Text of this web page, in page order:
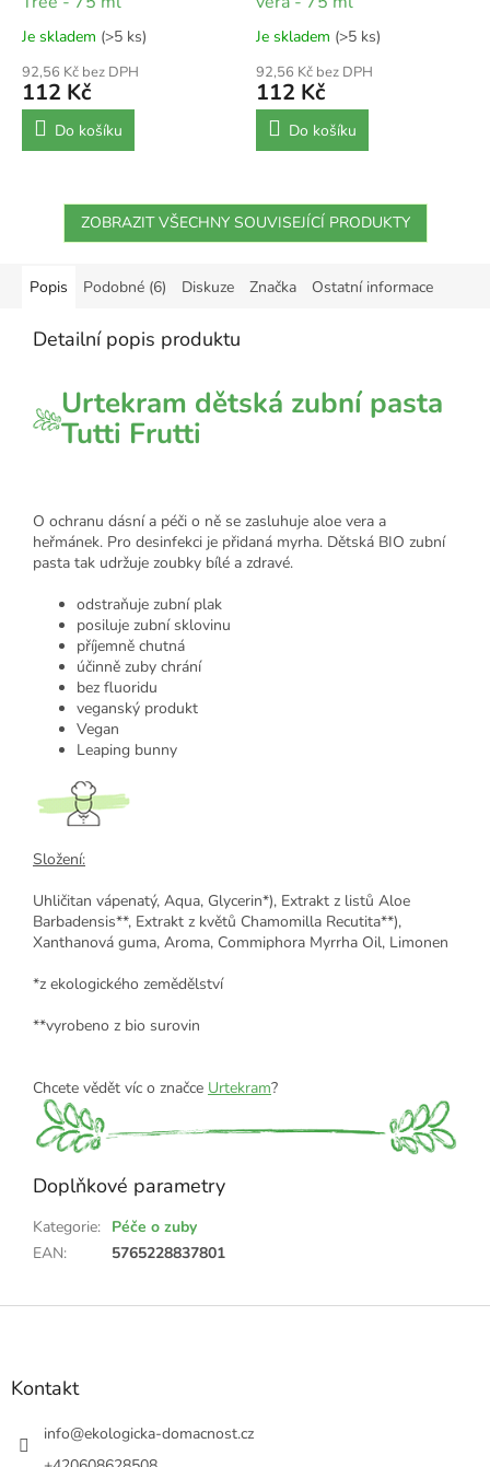
Je skladem (>5 ks)
92,56 Kč bez DPH
112 Kč
Do košíku
Je skladem (>5 ks)
92,56 Kč bez DPH
112 Kč
Do košíku
ZOBRAZIT VŠECHNY SOUVISEJÍCÍ PRODUKTY
Popis Podobné (6) Diskuze Značka Ostatní informace
Detailní popis produktu
Urtekram dětská zubní pasta
Tutti Frutti
O ochranu dásní a péči o ně se zasluhuje aloe vera a
heřmánek. Pro desinfekci je přidaná myrha. Dětská BIO zubní
pasta tak udržuje zoubky bílé a zdravé.
odstraňuje zubní plak
posiluje zubní sklovinu
příjemně chutná
účinně zuby chrání
bez fluoridu
veganský produkt
Vegan
Leaping bunny
Složení:
Uhličitan vápenatý, Aqua, Glycerin*), Extrakt z listů Aloe
Barbadensis**, Extrakt z květů Chamomilla Recutita**),
Xanthanová guma, Aroma, Commiphora Myrrha Oil, Limonen
*z ekologického zemědělství
**vyrobeno z bio surovin
Chcete vědět víc o značce Urtekram?
Doplňkové parametry
Kategorie: Péče o zuby
EAN: 5765228837801
Z
Kontakt
info@ekologicka-domacnost.cz